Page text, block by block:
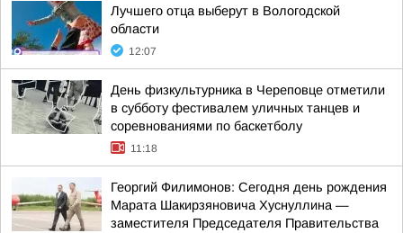
Лучшего отца выберут в Вологодской
области
12:07
День физкультурника в Череповце отметили
в субботу фестивалем уличных танцев и
соревнованиями по баскетболу
11:18
Георгий Филимонов: Сегодня день рождения
Марата Шакирзяновича Хуснуллина —
заместителя Председателя Правительства